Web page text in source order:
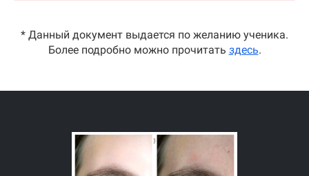
* Данный документ выдается по желанию ученика.
Более подробно можно прочитать здесь.